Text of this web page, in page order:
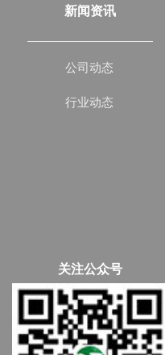
新闻资讯
公司动态
行业动态
关注公众号